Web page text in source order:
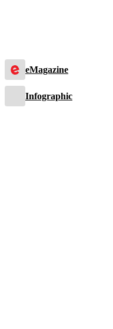
eMagazine
Infographic